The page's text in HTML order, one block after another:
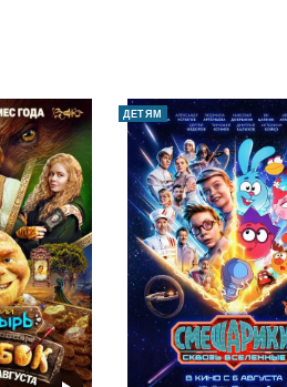
ДЕТЯМ